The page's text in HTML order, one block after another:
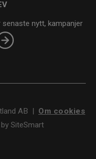
nytt, kampanjer
AB | Om cookies
SiteSmart